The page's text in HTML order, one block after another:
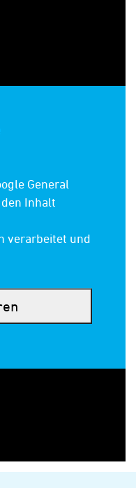
General
Inhalt
verarbeitet und